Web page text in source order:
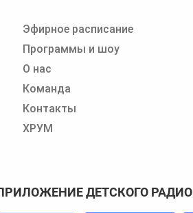
Эфирное расписание
Программы и шоу
О нас
Команда
Контакты
ХРУМ
ДЕТСКОГО РАДИО